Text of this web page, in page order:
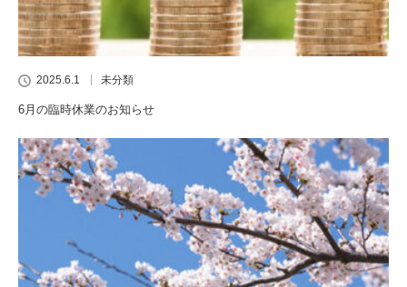
2025.6.1 未分類
6月の臨時休業のお知らせ